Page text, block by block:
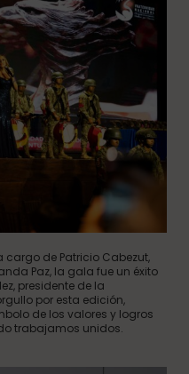
de Patricio Cabezut,
Paz, la gala fue un éxito
presidente de la
por esta edición,
de los valores y logros
trabajamos unidos.